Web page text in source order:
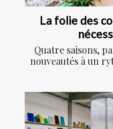
La folie des
Quatre saisons,
nouveautés à un